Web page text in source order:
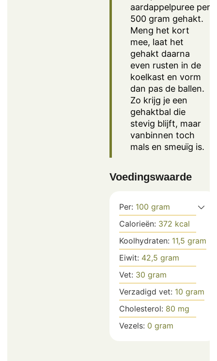
aardappelpuree per
500 gram gehakt.
Meng het kort
mee, laat het
gehakt daarna
even rusten in de
koelkast en vorm
dan pas de ballen.
Zo krijg je een
gehaktbal die
stevig blijft, maar
vanbinnen toch
mals en smeuïg is.
Voedingswaarde
Per: 100 gram
Calorieën: 372 kcal
Koolhydraten: 11,5 gram
Eiwit: 42,5 gram
Vet: 30 gram
Verzadigd vet: 10 gram
Cholesterol: 80 mg
Vezels: 0 gram